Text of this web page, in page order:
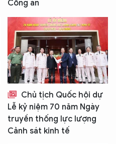
Công an
Chủ tịch Quốc hội dự
Lễ kỷ niệm 70 năm Ngày
truyền thống lực lượng
Cảnh sát kinh tế